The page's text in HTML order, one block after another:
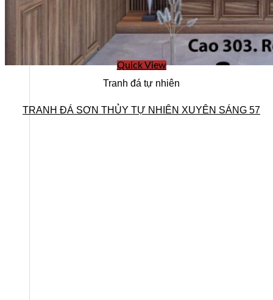
Quick View
Tranh đá tự nhiên
TRANH ĐÁ SƠN THỦY TỰ NHIÊN XUYÊN SÁNG 57